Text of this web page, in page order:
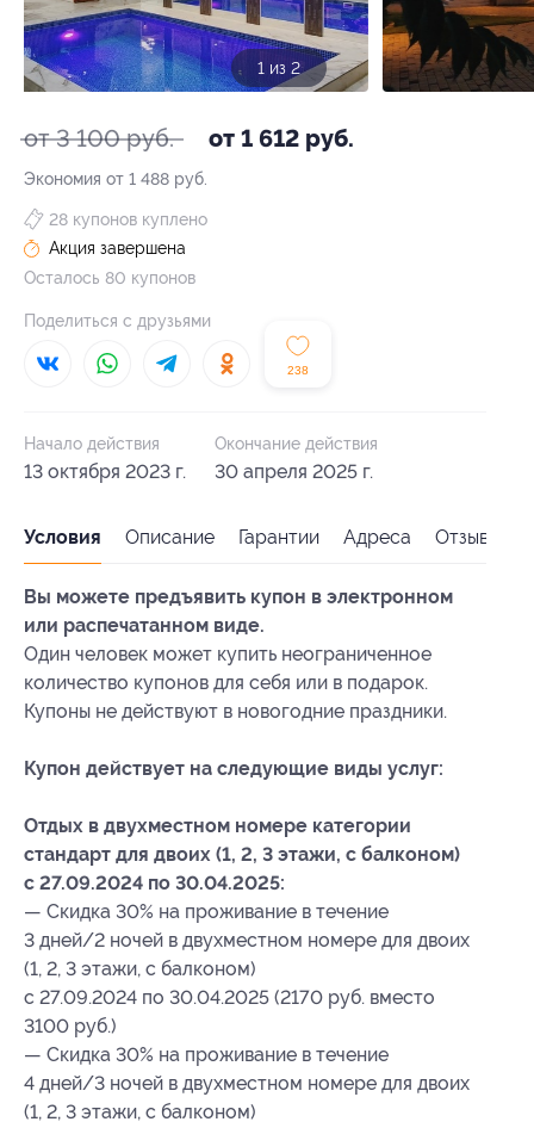
1 из 2
от 3 100 руб. от 1 612 руб.
Экономия от 1 488 руб.
238
28 купонов куплено
Акция завершена
Осталось 80 купонов
Поделиться с друзьями
Начало действия
13 октября 2023 г.
Окончание действия
30 апреля 2025 г.
Условия Описание Гарантии Адреса Отзывы
Вы можете предъявить купон в электронном
или распечатанном виде.
Один человек может купить неограниченное
количество купонов для себя или в подарок.
Купоны не действуют в новогодние праздники.
Купон действует на следующие виды услуг:
Отдых в двухместном номере категории
стандарт для двоих (1, 2, 3 этажи, с балконом)
с 27.09.2024 по 30.04.2025:
— Скидка 30% на проживание в течение
3 дней/2 ночей в двухместном номере для двоих
(1, 2, 3 этажи, с балконом)
с 27.09.2024 по 30.04.2025 (2170 руб. вместо
3100 руб.)
— Скидка 30% на проживание в течение
4 дней/3 ночей в двухместном номере для двоих
(1, 2, 3 этажи, с балконом)